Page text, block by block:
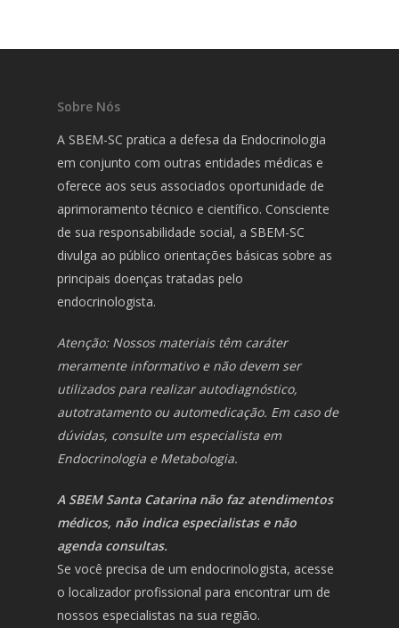
Sobre Nós
A SBEM-SC pratica a defesa da Endocrinologia
em conjunto com outras entidades médicas e
oferece aos seus associados oportunidade de
aprimoramento técnico e científico. Consciente
de sua responsabilidade social, a SBEM-SC
divulga ao público orientações básicas sobre as
principais doenças tratadas pelo
endocrinologista.
Atenção: Nossos materiais têm caráter
meramente informativo e não devem ser
utilizados para realizar autodiagnóstico,
autotratamento ou automedicação. Em caso de
dúvidas, consulte um especialista em
Endocrinologia e Metabologia.
A SBEM Santa Catarina não faz atendimentos
médicos, não indica especialistas e não
agenda consultas.
Se você precisa de um endocrinologista, acesse
o localizador profissional para encontrar um de
nossos especialistas na sua região.